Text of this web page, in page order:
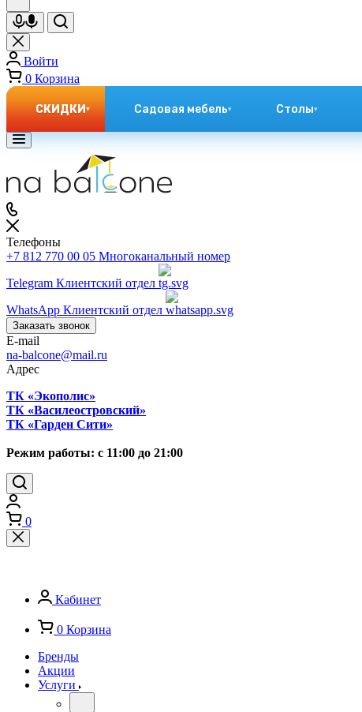
Войти
0 Корзина
СКИДКИ▾ Садовая мебель▾ Столы▾
Телефоны
+7 812 770 00 05 Многоканальный номер
Telegram Клиентский отдел
WhatsApp Клиентский отдел
Заказать звонок
E-mail
na-balcone@mail.ru
Адрес
ТК «Экополис»
ТК «Василеостровский»
ТК «Гарден Сити»
Режим работы: с 11:00 до 21:00
0
Кабинет
0 Корзина
Бренды
Акции
Услуги